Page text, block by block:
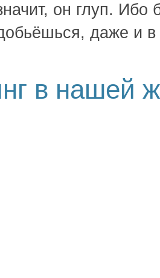
он глуп. Ибо
даже и в
в нашей